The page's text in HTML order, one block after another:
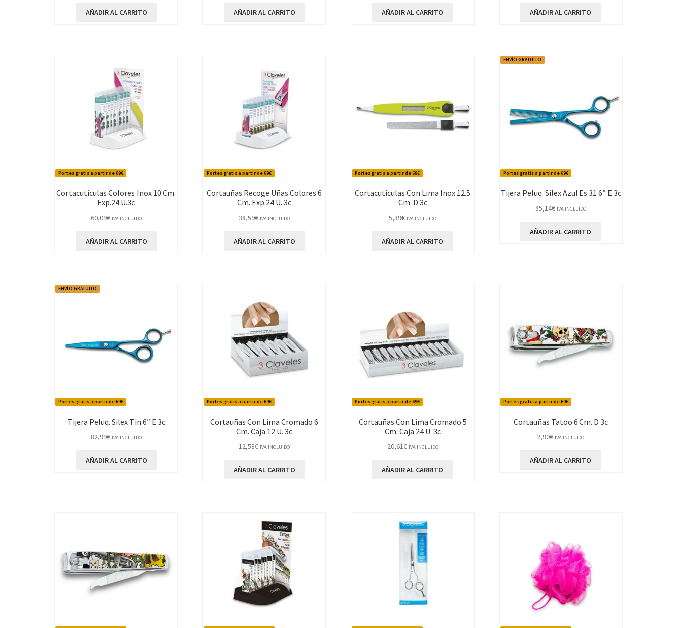
AÑADIR AL CARRITO AÑADIR AL CARRITO AÑADIR AL CARRITO AÑADIR AL CARRITO
Portes gratis a partir de 69€
Cortacuticulas Colores Inox 10 Cm.
Exp.24 U.3c
60,09€ IVA INCLUIDO
AÑADIR AL CARRITO
Portes gratis a partir de 69€
Cortauñas Recoge Uñas Colores 6
Cm. Exp.24 U. 3c
38,59€ IVA INCLUIDO
AÑADIR AL CARRITO
Portes gratis a partir de 69€
Cortacuticulas Con Lima Inox 12.5
Cm. D 3c
5,39€ IVA INCLUIDO
AÑADIR AL CARRITO
Portes gratis a partir de 69€
ENVÍO GRATUITO
Tijera Peluq. Silex Azul Es 31 6″ E 3c
85,14€ IVA INCLUIDO
AÑADIR AL CARRITO
Portes gratis a partir de 69€
ENVÍO GRATUITO
Tijera Peluq. Silex Tin 6″ E 3c
82,99€ IVA INCLUIDO
AÑADIR AL CARRITO
Portes gratis a partir de 69€
Cortauñas Con Lima Cromado 6
Cm. Caja 12 U. 3c
12,58€ IVA INCLUIDO
AÑADIR AL CARRITO
Portes gratis a partir de 69€
Cortauñas Con Lima Cromado 5
Cm. Caja 24 U. 3c
20,61€ IVA INCLUIDO
AÑADIR AL CARRITO
Portes gratis a partir de 69€
Cortauñas Tatoo 6 Cm. D 3c
2,90€ IVA INCLUIDO
AÑADIR AL CARRITO